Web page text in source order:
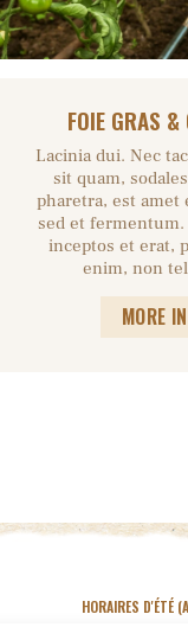
FOIE GRAS &
Lacinia dui. Nec
sit quam,
pharetra, est amet
sed et fermentum.
inceptos et erat,
enim, non
MORE
HORAIRES D'ÉTÉ